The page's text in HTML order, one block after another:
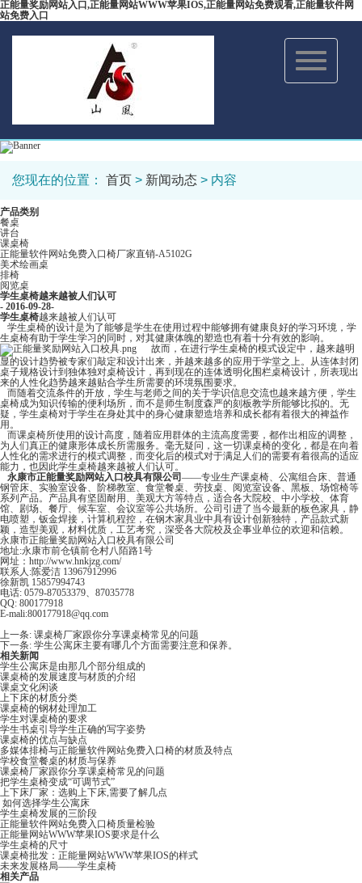
正能量奖励网站入口,正能量网站WWW苹果IOS,正能量网站免费观看,正能量软件网
站免费入口
Toggle
navigation
您现在的位置： 首页 > 新闻动态 > 内容
产品类别
餐桌
讲台
课桌椅
正能量软件网站免费入口椅厂家直销-A5102G
美术绘画桌
排椅
阅览桌
学生桌椅越来越被人们认可
- 2016-09-28-
学生桌椅越来越被人们认可
学生桌椅的设计是为了能够是学生在使用过程中能够拥有健康良好的学习环境，学
生桌椅有助于学生学习的同时，对其健康体魄的塑造也有着十分有效的影响。
故而，在进行学生桌椅的模式设定中，越来越明
显的设计趋势被专家们敲定和设计出来，并越来越多的应用于学堂之上。从连体封闭
桌子规格设计到独体独对桌椅设计，再到现在的连体透明化围栏桌椅设计，所表现出
来的人性化趋势越来越贴合学生所需要的环境氛围要求。
而随着交流条件的开放，学生与老师之间的关于学识信息交流也越来越方便，学生
桌椅成为知识传输的便利场所，而不是师生制度森严的刻板教学所能够比拟的。无
疑，学生桌椅对于学生在身处其中的身心健康塑造培养和成长都有着很大的裨益作
用。
而课桌椅所使用的设计高度，随着应用群体的主流高度需要，都作出相应的调整，
为人们真正的健康形体成长所需服务。毫无疑问，这一切课桌椅的变化，都是在向着
人性化的需求进行的模式调整，而变化后的模式对于满足人们的需要有着很高的适应
能力，也因此学生桌椅越来越被人们认可。
永康市正能量奖励网站入口校具有限公司 ——专业生产课桌椅、公寓组合床、普通
钢管床、实验室设备、阶梯教室、食堂餐桌、劳技桌、阅览室设备、黑板、场馆椅等
系列产品。产品具有坚固耐用、美观大方等特点，适合各大院校、中小学校、体育
馆、剧场、餐厅、候车室、会议室等公共场所。公司引进了当今最新的板色家具，静
电喷塑，钣金焊接，计算机程控，在钢木家具业中具有设计创新独特，产品款式新
颖，造型美观，材料优质，工艺考究，深受各大院校及企事业单位的欢迎和信赖。
永康市正能量奖励网站入口校具有限公司
地址:永康市前仓镇前仓村八陌路1号
网址： http://www.hnkjzg.com/
联系人:陈爱洁 13967912996
徐新凯 15857994743
电话: 0579-87053379、87035778
QQ: 800177918
E-mali:800177918@qq.com
上一条: 课桌椅厂家跟你分享课桌椅常见的问题
下一条: ​学生公寓床主要有哪几个方面需要注意和保养。
相关新闻
学生公寓床是由那几个部分组成的
课桌椅的发展速度与材质的介绍
课桌文化闲谈
上下床的材质分类
课桌椅的钢材处理加工
学生对课桌椅的要求
学生书桌引导学生正确的写字姿势
课桌椅的优点与缺点
多媒体排椅与正能量软件网站免费入口椅的材质及特点
学校食堂餐桌的材质与保养
课桌椅厂家跟你分享课桌椅常见的问题
把学生桌椅变成“可调节式”
上下床厂家：选购上下床,需要了解几点
​ 如何选择学生公寓床
学生桌椅发展的三阶段
正能量软件网站免费入口椅​质量检验
正能量网站WWW苹果IOS要求是什么
学生桌椅的尺寸
课桌椅批发：正能量网站WWW苹果IOS的样式
未来发展格局——学生桌椅​
相关产品